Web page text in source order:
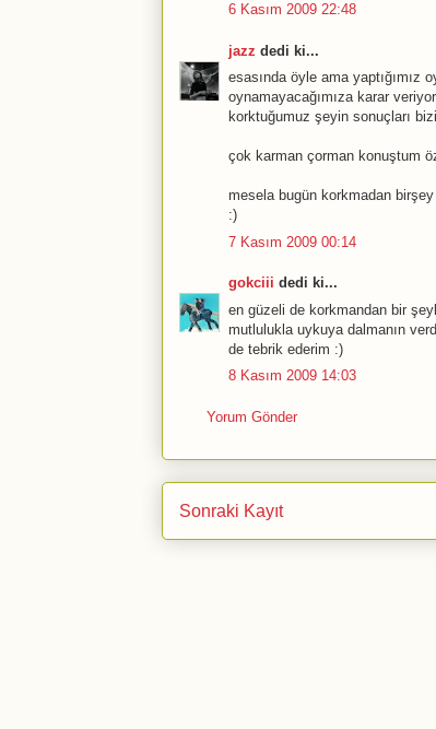
6 Kasım 2009 22:48
jazz dedi ki...
esasında öyle ama
oynamayacağımıza karar
korktuğumuz şeyin sonuçları
çok karman çorman konuştum
mesela bugün korkmadan
:)
7 Kasım 2009 00:14
gokciii dedi ki...
en güzeli de korkmandan bir
mutlulukla uykuya dalmanın
de tebrik ederim :)
8 Kasım 2009 14:03
Yorum Gönder
Sonraki Kayıt